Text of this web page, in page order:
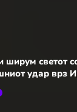
ширум светот
удар врз